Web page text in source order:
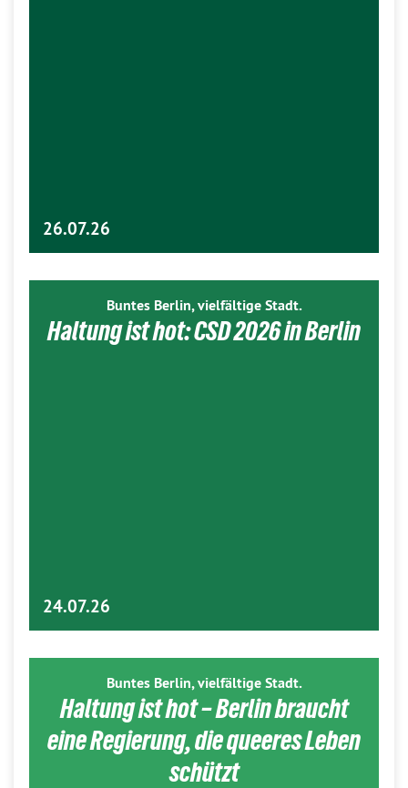
26.07.26
Buntes Berlin, vielfältige Stadt.
Haltung ist hot: CSD 2026 in Berlin
24.07.26
Buntes Berlin, vielfältige Stadt.
Haltung ist hot – Berlin braucht
eine Regierung, die queeres Leben
schützt